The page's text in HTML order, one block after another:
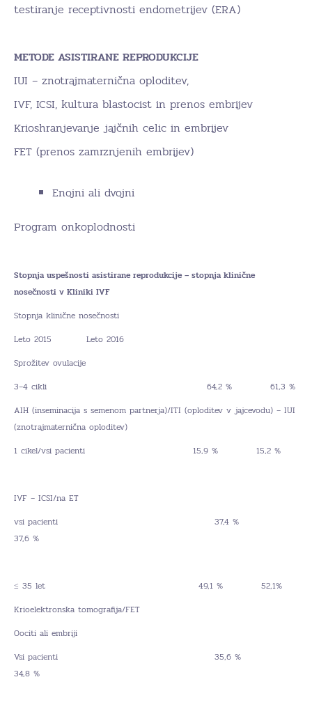
testiranje receptivnosti endometrijev (ERA)
METODE ASISTIRANE REPRODUKCIJE
IUI – znotrajmaternična oploditev,
IVF, ICSI, kultura blastocist in prenos embrijev
Krioshranjevanje jajčnih celic in embrijev
FET (prenos zamrznjenih embrijev)
Enojni ali dvojni
Program onkoplodnosti
Stopnja uspešnosti asistirane reprodukcije – stopnja klinične
nosečnosti v Kliniki IVF
Stopnja klinične nosečnosti
Leto 2015 Leto 2016
Sprožitev ovulacije
3–4 cikli 64,2 % 61,3 %
AIH (inseminacija s semenom partnerja)/ITI (oploditev v jajcevodu) – IUI
(znotrajmaternična oploditev)
1 cikel/vsi pacienti 15,9 % 15,2 %
IVF – ICSI/na ET
vsi pacienti 37,4 %
37,6 %
≤ 35 let 49,1 % 52,1%
Krioelektronska tomografija/FET
Oociti ali embriji
Vsi pacienti 35,6 %
34,8 %